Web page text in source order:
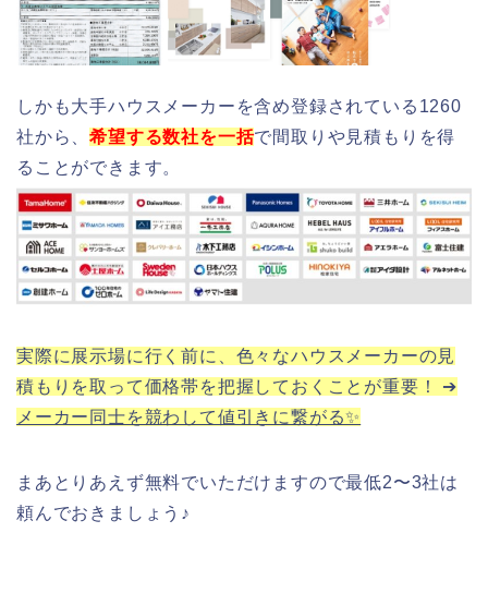
しかも大手ハウスメーカーを含め登録されている1260
社から、希望する数社を一括で間取りや見積もりを得
ることができます。
実際に展示場に行く前に、色々なハウスメーカーの見
積もりを取って価格帯を把握しておくことが重要！ ➔
メーカー同士を競わして値引きに繋がる✨
まあとりあえず無料でいただけますので最低2〜3社は
頼んでおきましょう♪